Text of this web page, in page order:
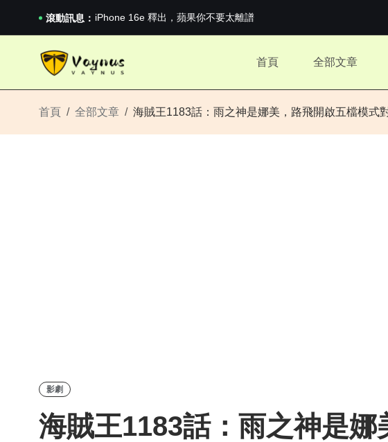
滾動訊息： iPhone 16e 釋出，蘋果你不要太離譜
2026澳網男單收官：全滿貫對上全滿亞，德約...
iPhone 16e 釋出，蘋果你不要太離譜
首頁 全部文章
首頁 全部文章 海賊王1183話：雨之神是娜美，路飛開啟五檔模式
影劇
海賊王1183話：雨之神是娜